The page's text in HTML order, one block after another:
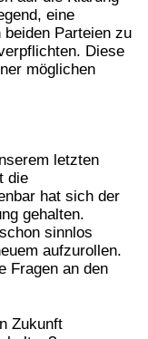
eine
Parteien zu
Diese
möglichen
letzten
die
hat sich der
gehalten.
sinnlos
aufzurollen.
Fragen an den
Zukunft